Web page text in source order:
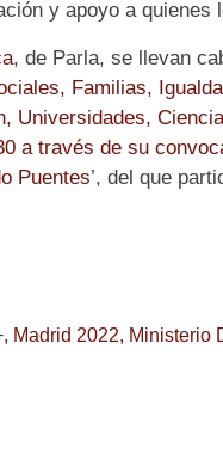
y apoyo a quienes
, de Parla, se llevan
Familias,
Universidades,
a través de su
Puentes’, del que
, Madrid 2022, Ministerio